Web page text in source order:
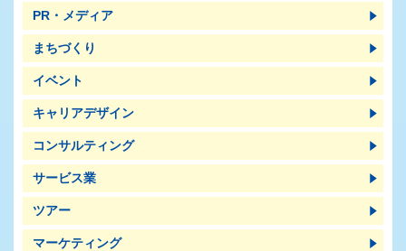
PR・メディア
まちづくり
イベント
キャリアデザイン
コンサルティング
サービス業
ツアー
マーケティング